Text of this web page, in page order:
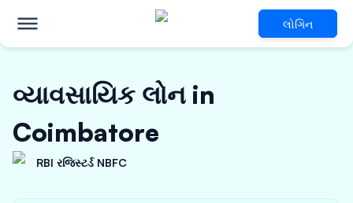
લોગિન
વ્યાવસાયિક લોન in
Coimbatore
RBI રજિસ્ટર્ડ NBFC